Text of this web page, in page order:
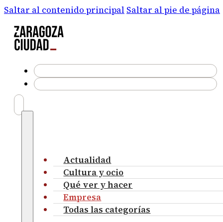
Saltar al contenido principal Saltar al pie de página
Actualidad
Cultura y ocio
Qué ver y hacer
Empresa
Todas las categorías